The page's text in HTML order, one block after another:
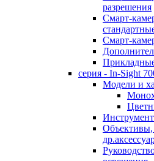
разрешения
Cмарт-
Cмарт-
cерия - In-Sight
Модели и